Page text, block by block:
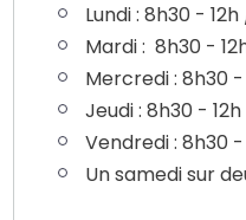
Lundi : 8h30 -
Mardi : 8h30 -
Mercredi : 8h30 -
Jeudi : 8h30 -
Vendredi : 8h30 -
Un samedi sur